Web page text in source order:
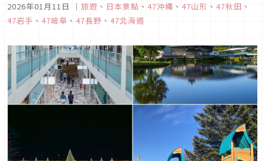
2026年01月11日 ｜ 旅遊 、 日本景點 、 47沖繩 、 47山形 、 47秋田 、
47岩手 、 47岐阜 、 47長野 、 47北海道